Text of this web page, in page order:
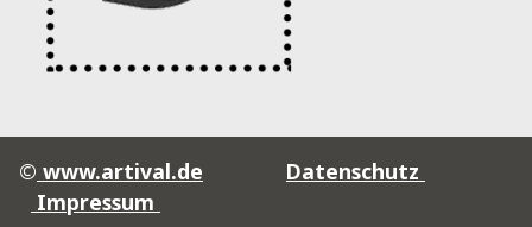
© www.artival.de
Datenschutz
Impressum